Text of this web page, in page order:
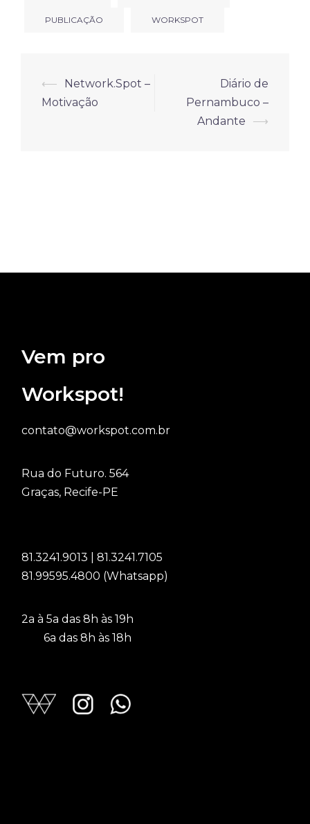
PUBLICAÇÃO WORKSPOT
Navegação
de
⟵
Network.Spot –
Motivação
Diário de
Pernambuco –
Andante
⟶
Vem pro
Workspot!
contato@workspot.com.br
Rua do Futuro. 564
Graças, Recife-PE
81.3241.9013 | 81.3241.7105
81.99595.4800 (Whatsapp)
2a à 5a das 8h às 19h
6a das 8h às 18h